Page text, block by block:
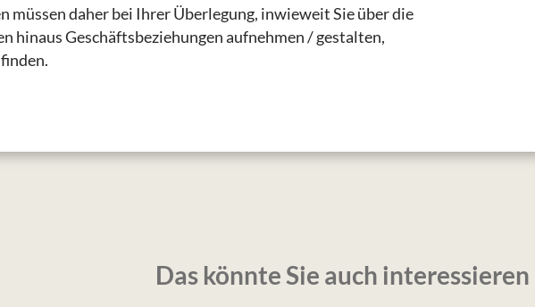
müssen daher bei Ihrer Überlegung, inwieweit Sie über die
hinaus Geschäftsbeziehungen aufnehmen / gestalten,
Das könnte Sie auch interessieren